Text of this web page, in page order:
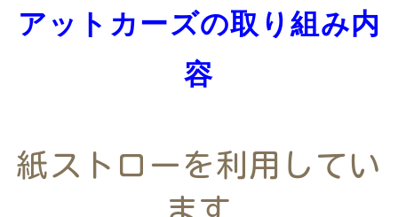
アットカーズの取り組み内
容
紙ストローを利用してい
ます